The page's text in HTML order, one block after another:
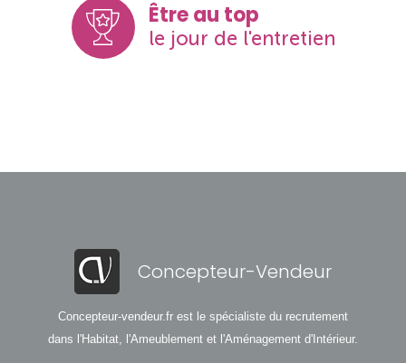
Être au top
le jour de l'entretien
Concepteur-Vendeur
Concepteur-vendeur.fr est le spécialiste du recrutement
dans l'Habitat, l'Ameublement et l'Aménagement d'Intérieur.